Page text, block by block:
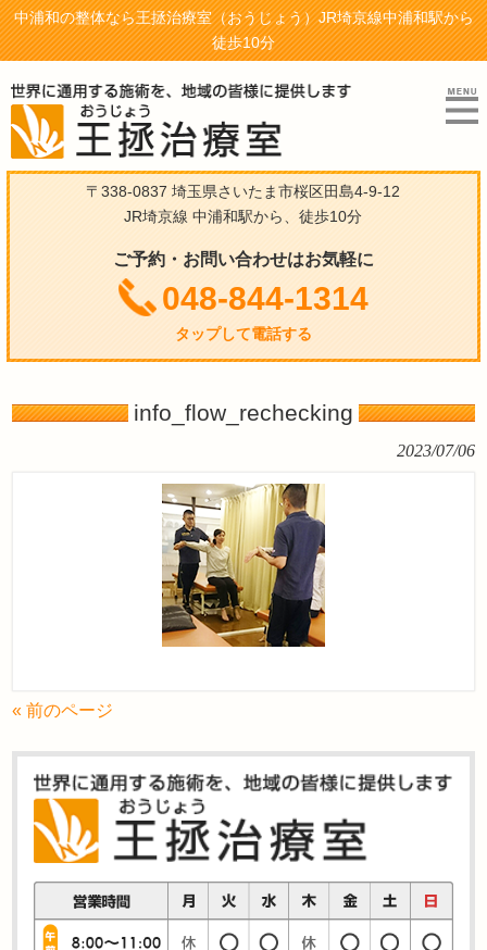
中浦和の整体なら王拯治療室（おうじょう）JR埼京線中浦和駅から
徒歩10分
〒338-0837 埼玉県さいたま市桜区田島4-9-12
JR埼京線 中浦和駅から、徒歩10分
ご予約・お問い合わせはお気軽に
048-844-1314
タップして電話する
info_flow_rechecking
2023/07/06
« 前のページ